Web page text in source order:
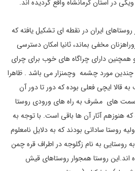
در استان کرمانشاه واقع گردیده اند.
روستاهای ایران در نقطه ای تشکیل یافته که
مخفی بماند، ثانیا امکان دسترسی
همچنین دارای چراگاه های خوب برای چرای
مورد چشمه وچمنزار می باشد . ظاهرا
قالا ایچی فعلی بوده که دور تا دور آن
سمت های مشرف به راه های ورودی روستا
هنوزهم آثار آن ها باقی است. با توجه به
روستا ساداتی بودند که به دلایل نامعلوم
روستایی به نام زگلوجه در اطراف قره چمن
روستا همجوار روستاهای قیش